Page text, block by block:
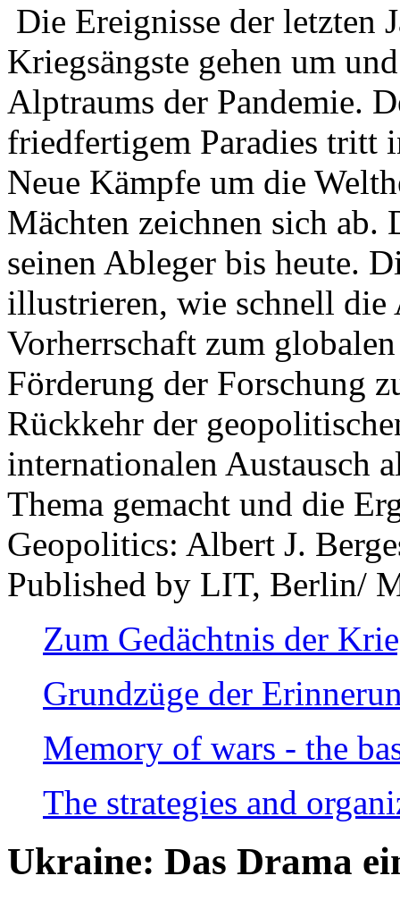
Die Ereignisse der letzten
Kriegsängste gehen um
Alptraums der Pandemie.
friedfertigem Paradies tritt
Neue Kämpfe um die
Mächten zeichnen sich
seinen Ableger bis heute.
illustrieren, wie schnell die
Vorherrschaft zum
Förderung der Forschung
Rückkehr der
internationalen Austausch
Thema gemacht und die
Geopolitics: Albert J.
Published by LIT, Berlin/
Zum Gedächtnis der
Grundzüge der
Memory of wars - the
The strategies and
Ukraine: Das Drama